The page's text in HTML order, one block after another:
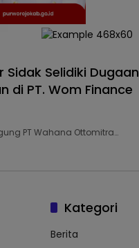
Sidak Selidiki Dugaan
di PT. Wom Finance
PT Wahana Ottomitra…
Kategori
Berita